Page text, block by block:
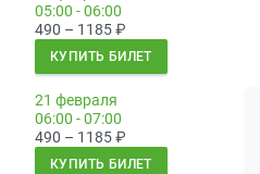
05:00 - 06:00
490 – 1185₽
КУПИТЬ БИЛЕТ
21 февраля
06:00 - 07:00
490 – 1185₽
КУПИТЬ БИЛЕТ